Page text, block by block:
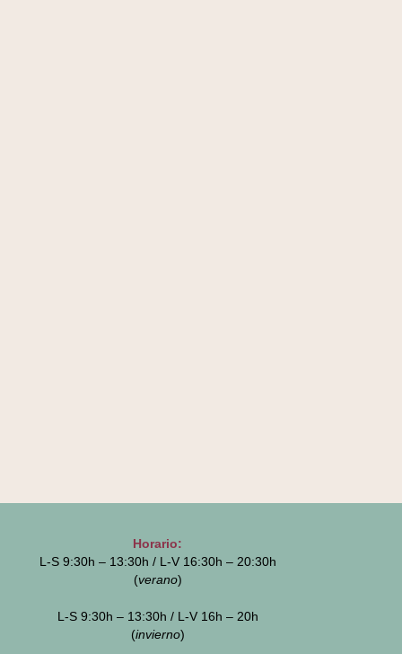
Horario:
L-S 9:30h – 13:30h / L-V 16:30h – 20:30h
(verano)
L-S 9:30h – 13:30h / L-V 16h – 20h
(invierno)